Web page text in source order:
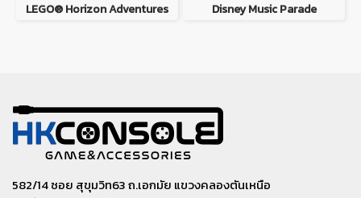
LEGO® Horizon Adventures Disney Music Parade
582/14 ซอย สุขุมวิท63 ถ.เอกมัย แขวงคลองตันเหนือ